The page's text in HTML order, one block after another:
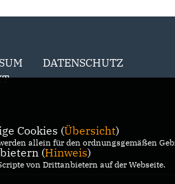
DATENSCHUTZ
Cookies (Übersicht)
allein für den ordnungsgemäßen
(Hinweis)
von Drittanbietern auf der Webseite.